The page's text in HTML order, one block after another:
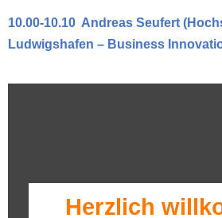
10.00-10.10 Andreas Seufert
Ludwigshafen – Business